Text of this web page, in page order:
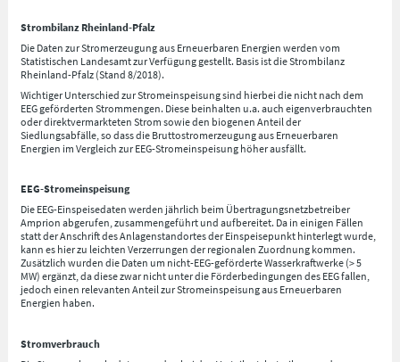
Strombilanz Rheinland-Pfalz
Die Daten zur Stromerzeugung aus Erneuerbaren Energien werden vom
Statistischen Landesamt zur Verfügung gestellt. Basis ist die Strombilanz
Rheinland-Pfalz (Stand 8/2018).
Wichtiger Unterschied zur Stromeinspeisung sind hierbei die nicht nach dem
EEG geförderten Strommengen. Diese beinhalten u.a. auch eigenverbrauchten
oder direktvermarkteten Strom sowie den biogenen Anteil der
Siedlungsabfälle, so dass die Bruttostromerzeugung aus Erneuerbaren
Energien im Vergleich zur EEG-Stromeinspeisung höher ausfällt.
EEG-Stromeinspeisung
Die EEG-Einspeisedaten werden jährlich beim Übertragungsnetzbetreiber
Amprion abgerufen, zusammengeführt und aufbereitet. Da in einigen Fällen
statt der Anschrift des Anlagenstandortes der Einspeisepunkt hinterlegt wurde,
kann es hier zu leichten Verzerrungen der regionalen Zuordnung kommen.
Zusätzlich wurden die Daten um nicht-EEG-geförderte Wasserkraftwerke (> 5
MW) ergänzt, da diese zwar nicht unter die Förderbedingungen des EEG fallen,
jedoch einen relevanten Anteil zur Stromeinspeisung aus Erneuerbaren
Energien haben.
Stromverbrauch